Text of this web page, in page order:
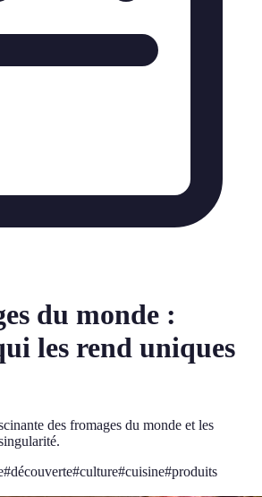
du monde :
les rend uniques
des fromages du monde et les
#découverte#culture#cuisine#produits